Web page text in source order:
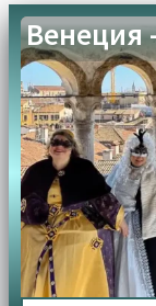
Венеция